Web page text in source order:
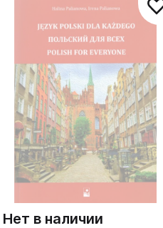
Нет в наличии